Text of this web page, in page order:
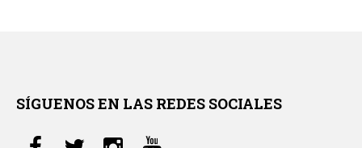
SÍGUENOS EN LAS REDES SOCIALES